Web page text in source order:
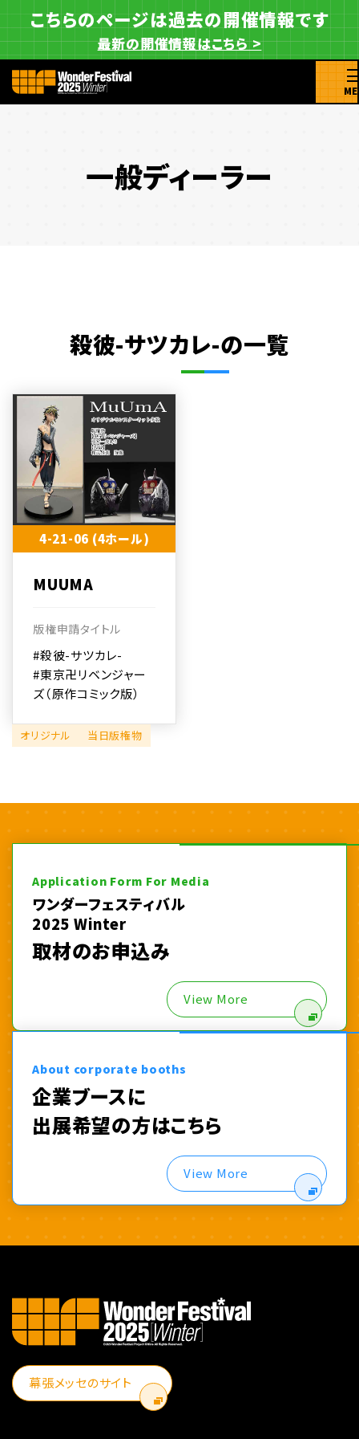
こちらのページは過去の開催情報です
最新の開催情報はこちら >
一般ディーラー
殺彼-サツカレ-の一覧
4-21-06 (4ホール)
MUUMA
版権申請タイトル
#殺彼-サツカレ-
#東京卍リベンジャー
ズ（原作コミック版）
オリジナル 当日版権物
Application Form For Media
ワンダーフェスティバル
2025 Winter
取材のお申込み
View More
About corporate booths
企業ブースに
出展希望の方はこちら
View More
幕張メッセのサイト